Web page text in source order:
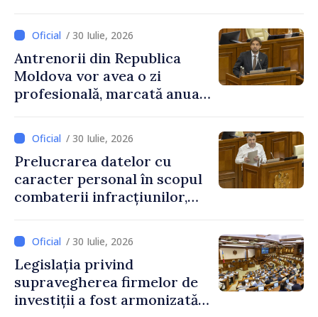
educațional național
/ 30 Iulie, 2026
Antrenorii din Republica
Moldova vor avea o zi
profesională, marcată anual
/ 30 Iulie, 2026
Prelucrarea datelor cu
caracter personal în scopul
combaterii infracțiunilor,
/ 30 Iulie, 2026
Legislația privind
supravegherea firmelor de
investiții a fost armonizată